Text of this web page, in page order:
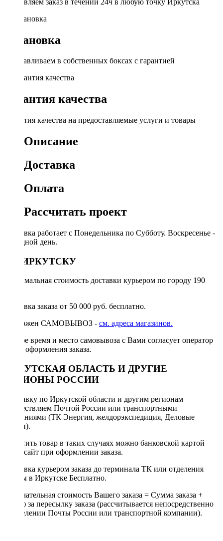
Установка
Устанавливаем в собственных боксах с гарантией
Гарантия качества
Гарантия качества на предоставляемые услуги и товары
Описание
Доставка
Оплата
Рассчитать проект
Доставка работает с Понедельника по Субботу. Воскресенье -
выходной день.
ПО ИРКУТСКУ
Минимальная стоимость доставки курьером по городу 190
Доставка заказа от 50 000 руб. бесплатно.
Возможен САМОВЫВОЗ - см. адреса магазинов.
Точное время и место самовывоза с Вами согласует оператор
после оформления заказа.
ИРКУТСКАЯ ОБЛАСТЬ И ДРУГИЕ
РЕГИОНЫ РОССИИ
Отправку по Иркутской области и другим регионам
осуществляем Почтой России или транспортными
компаниями (ТК Энергия, желдорэкспедиция, Деловые
линии).
Оплатить товар в таких случаях можно банковской картой
через сайт при оформлении заказа.
Доставка курьером заказа до терминала ТК или отделения
Почты в Иркутске Бесплатно.
Окончательная стоимость Вашего заказа = Сумма заказа +
Тариф за пересылку заказа (рассчитывается непосредственно
в отделении Почты России или транспортной компании).